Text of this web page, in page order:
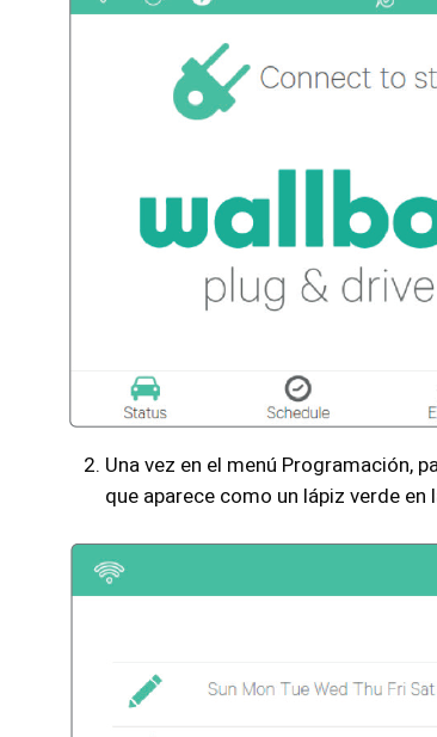
Una vez en el menú Programación,
que aparece como un lápiz verde en